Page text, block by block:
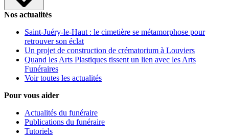
Nos actualités
Saint-Juéry-le-Haut : le cimetière se métamorphose pour
retrouver son éclat
Un projet de construction de crématorium à Louviers
Quand les Arts Plastiques tissent un lien avec les Arts
Funéraires
Voir toutes les actualités
Pour vous aider
Actualités du funéraire
Publications du funéraire
Tutoriels